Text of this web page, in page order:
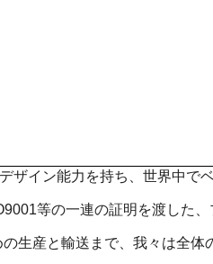
ザイン能力を持ち、世界中で
等の一連の証明を渡した
生産と輸送まで、我々は全体